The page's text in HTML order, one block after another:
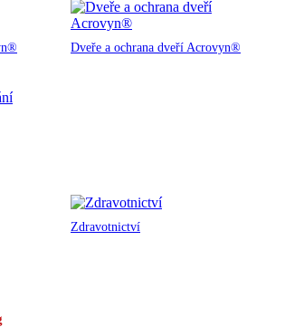
Dveře a ochrana dveří Acrovyn®
Zdravotnictví